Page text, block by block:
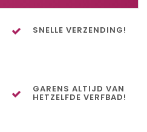
SNELLE VERZENDING!
GARENS ALTIJD VAN
HETZELFDE VERFBAD!